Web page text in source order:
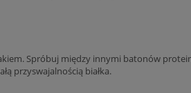
Spróbuj między innymi batonów
przyswajalnością białka.